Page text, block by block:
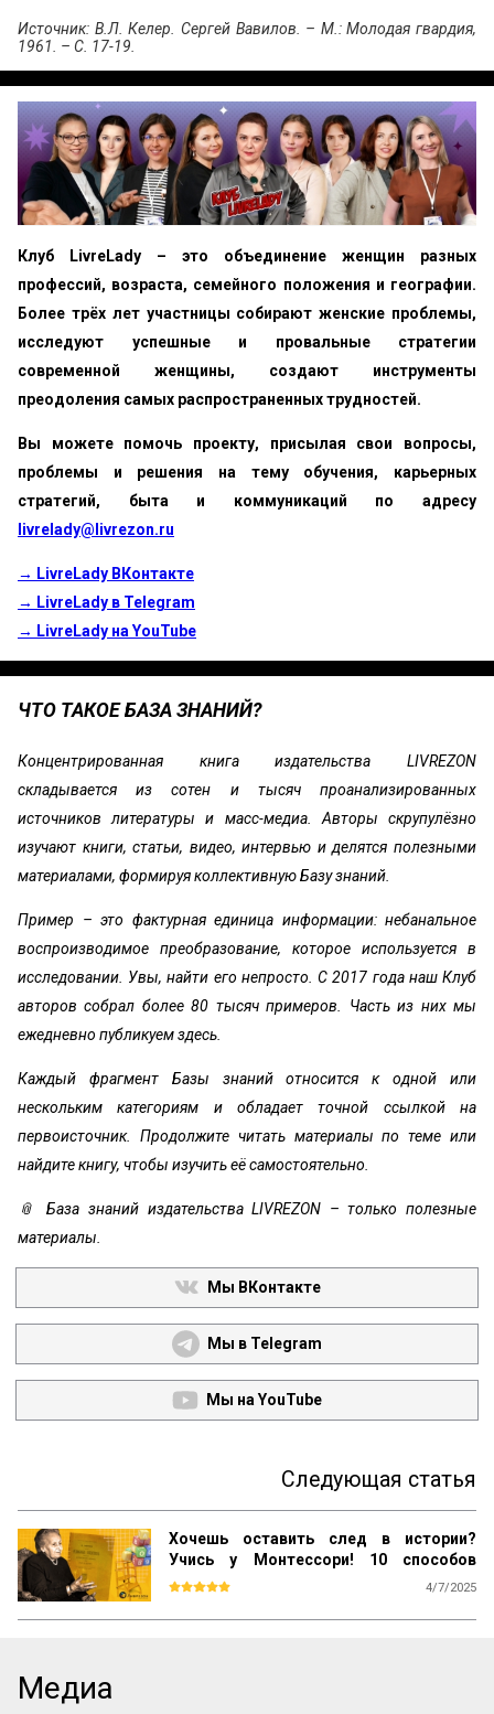
Источник: В.Л. Келер. Сергей Вавилов. – М.: Молодая гвардия,
1961. – С. 17-19.
Клуб LivreLady – это объединение женщин разных
профессий, возраста, семейного положения и географии.
Более трёх лет участницы собирают женские проблемы,
исследуют успешные и провальные стратегии
современной женщины, создают инструменты
преодоления самых распространенных трудностей.
Вы можете помочь проекту, присылая свои вопросы,
проблемы и решения на тему обучения, карьерных
стратегий, быта и коммуникаций по адресу
livrelady@livrezon.ru
→ LivreLady ВКонтакте
→ LivreLady в Telegram
→ LivreLady на YouTube
ЧТО ТАКОЕ БАЗА ЗНАНИЙ?
Концентрированная книга издательства LIVREZON
складывается из сотен и тысяч проанализированных
источников литературы и масс-медиа. Авторы скрупулёзно
изучают книги, статьи, видео, интервью и делятся полезными
материалами, формируя коллективную Базу знаний.
Пример – это фактурная единица информации: небанальное
воспроизводимое преобразование, которое используется в
исследовании. Увы, найти его непросто. С 2017 года наш Клуб
авторов собрал более 80 тысяч примеров. Часть из них мы
ежедневно публикуем здесь.
Каждый фрагмент Базы знаний относится к одной или
нескольким категориям и обладает точной ссылкой на
первоисточник. Продолжите читать материалы по теме или
найдите книгу, чтобы изучить её самостоятельно.
📎 База знаний издательства LIVREZON – только полезные
материалы.
Мы ВКонтакте
Мы в Telegram
Мы на YouTube
Следующая статья
Хочешь оставить след в истории?
Учись у Монтессори! 10 способов
сохранить наследие
4/7/2025
Медиа